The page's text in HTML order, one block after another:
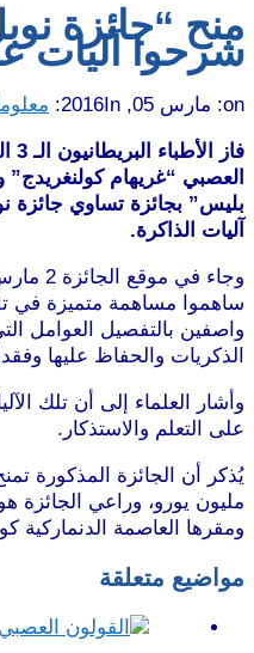
منح “جائزة
شرحوا آليات
on: مارس 05, 2016 In:
العصبي “غريهام
بليس” بجائزة تساوي جائزة
آليات الذاكرة.
وجاء
ساهموا مساهمة متميزة في
واصفين بالتفصيل العوامل
الذكريات والحفاظ عليها
وأشار العلماء إلى أن تلك
على التعلم والاستذكار.
مليون يورو، وراعي الجائزة
ومقرها العاصمة الدنماركية
مواضيع متعلقة